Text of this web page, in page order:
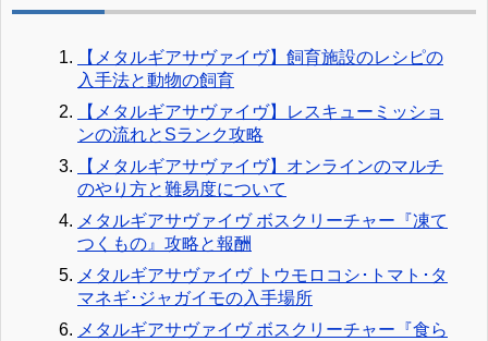
【メタルギアサヴァイヴ】飼育施設のレシピの
入手法と動物の飼育
【メタルギアサヴァイヴ】レスキューミッショ
ンの流れとSランク攻略
【メタルギアサヴァイヴ】オンラインのマルチ
のやり方と難易度について
メタルギアサヴァイヴ ボスクリーチャー『凍て
つくもの』攻略と報酬
メタルギアサヴァイヴ トウモロコシ･トマト･タ
マネギ･ジャガイモの入手場所
メタルギアサヴァイヴ ボスクリーチャー『食ら